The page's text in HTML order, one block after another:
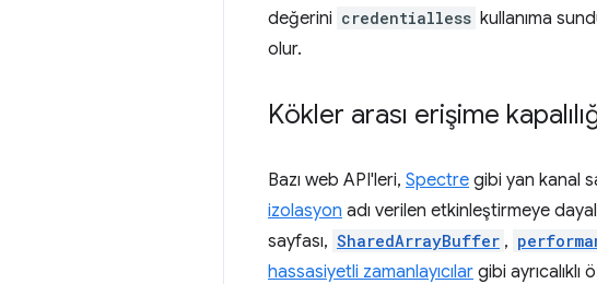
değerini credentialless kullanıma
olur.
Kökler arası erişime
Bazı web API'leri, Spectre gibi yan kanal
izolasyon adı verilen etkinleştirmeye
sayfası, SharedArrayBuffer ,
hassasiyetli zamanlayıcılar gibi